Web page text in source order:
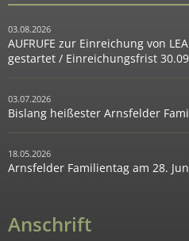
03.08.2026
AUFRUFE zur Einreichung von
gestartet / Einreichungsfrist
03.07.2026
Bislang heißester Arnsfelder
18.05.2026
Arnsfelder Familientag am 28.
Anschrift